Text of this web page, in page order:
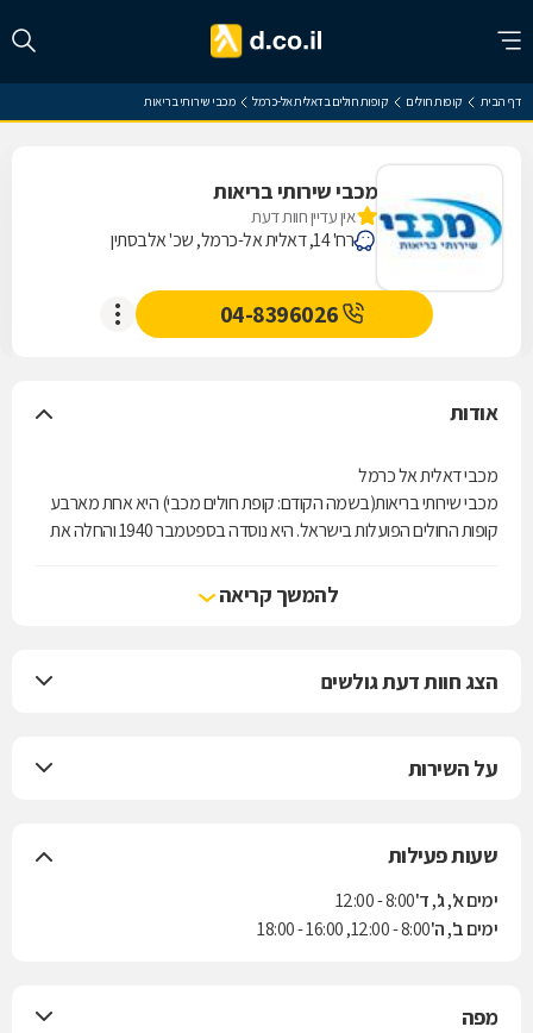
דף הבית קופות חולים קופות חולים בדאלית אל-כרמל מכבי שירותי בריאות
מכבי שירותי בריאות
אין עדיין חוות דעת
רח' 14, דאלית אל-כרמל, שכ' אלבסתין
04-8396026
אודות
מכבי דאלית אל כרמל
מכבי שירותי בריאות(בשמה הקודם: קופת חולים מכבי) היא אחת מארבע
קופות החולים הפועלות בישראל. היא נוסדה בספטמבר 1940 והחלה את
מכבי מעניקה לחבריה את מיטב השירות הרפואי, מחוייבת לבריאות שלמה,
קידום בריאות ורפואה מונעת תוך שמירה על ערכי היסוד של האבות
הבריאות השלמה של חבריה, תעניק רפואה אינטגרטיבית ומותאמת אישית
להמשך קריאה
הצג חוות דעת גולשים
על השירות
שעות פעילות
ימים א', ג', ד'8:00 - 12:00
ימים ב', ה'8:00 - 12:00, 16:00 - 18:00
מפה